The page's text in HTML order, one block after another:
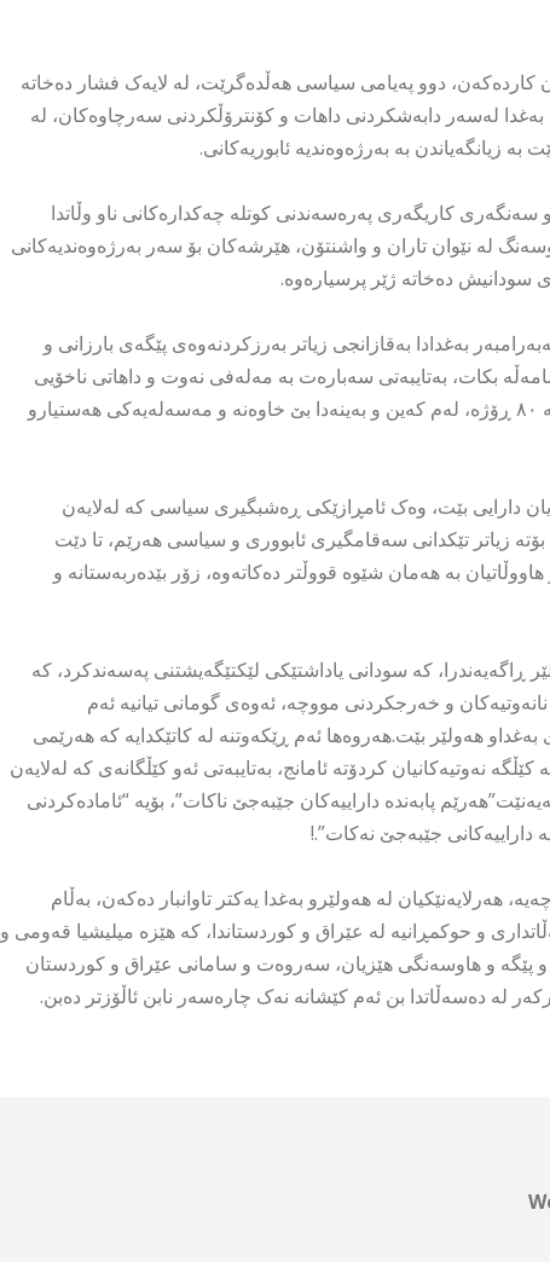
کاردەکەن، دوو پەیامی سیاسی هەڵدەگرێت، لە لایەک فشار دەخاتە
لەسەر دابەشکردنی داهات و کۆنترۆڵکردنی سەرچاوەکان، لە
زیانگەیاندن بە بەرژەوەندیە ئابوریەکانی.
کاریگەری پەرەسەندنی کوتلە چەکدارەکانی ناو وڵاتدا
لە نێوان تاران و واشنتۆن، هێرشەکان بۆ سەر بەرژەوەندیەکانی
دەخاتە ژێر پرسیارەوە.
بەغدادا بەقازانجی زیاتر بەرزکردنەوەی پێگەی بارزانی و
بکات، بەتایبەتی سەبارەت بە مەلەفی نەوت و داهاتی ناخۆیی
هەرێم. بەم شێوەیە مووچەی فەرمانبەرانی کوردستان کە زیاتر لە ٨٠ ڕۆژە، لەم کەین و بەینەدا بێ خاوەنە و مەسەلەیەکی هەستیارو
دارایی بێت، وەک ئامڕازێکی ڕەشبگیری سیاسی کە لەلایەن
زیاتر تێکدانی سەقامگیری ئابووری و سیاسی هەرێم، تا دێت
بە هەمان شێوە قووڵتر دەکاتەوە، زۆر بێدەربەستانە و
ڕاگەیەندرا، کە سودانی یاداشتێکی لێکتێگەیشتنی پەسەندکرد، کە
و خەرجکردنی مووچە، ئەوەی گومانی تیانیە ئەم
هەولێر بێت.هەروەها ئەم ڕێکەوتنە لە کاتێکدایە کە هەرێمی
نەوتیەکانیان کردۆتە ئامانج، بەتایبەتی ئەو کێڵگانەی کە لەلایەن
پابەندە داراییەکان جێبەجێ ناکات”، بۆیە “ئامادەکردنی
جێبەجێ نەکات”.!
هەرلایەنێکیان لە هەولێرو بەغدا یەکتر تاوانبار دەکەن، بەڵام
و حوکمڕانیە لە عێراق و کوردستاندا، کە هێزە میلیشیا قەومی و
و پێگە و هاوسەنگی هێزیان، سەروەت و سامانی عێراق و کوردستان
لە دەسەڵاتدا بن ئەم کێشانە نەک چارەسەر نابن ئاڵۆزتر دەبن.